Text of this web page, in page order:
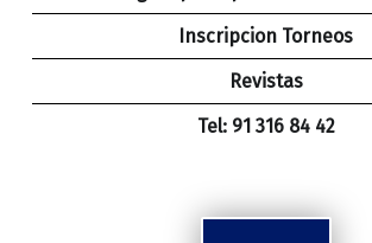
Inscripcion Torneos
Revistas
Tel: 91 316 84 42